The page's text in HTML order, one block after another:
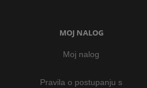
MOJ NALOG
Moj nalog
Pravila o postupanju s